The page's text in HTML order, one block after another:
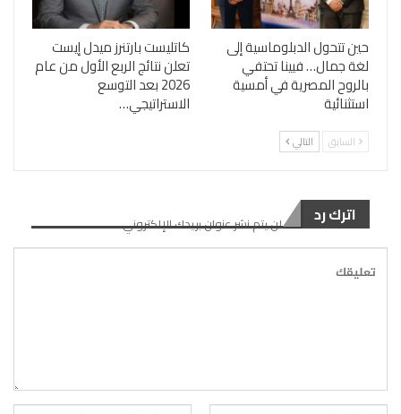
حين تتحول الدبلوماسية إلى
لغة جمال… فيينا تحتفي
بالروح المصرية في أمسية
استثنائية
كاتليست بارتنرز ميدل إيست
تعلن نتائج الربع الأول من عام
2026 بعد التوسع
الاستراتيجي…
السابق التالي
اترك رد لن يتم نشر عنوان بريدك الإلكتروني.